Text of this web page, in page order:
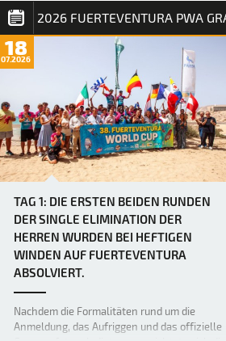
Amado Vrieswi…
18
07.2026
TAG 1: DIE ERSTEN BEIDEN RUNDEN
DER SINGLE ELIMINATION DER
HERREN WURDEN BEI HEFTIGEN
WINDEN AUF FUERTEVENTURA
ABSOLVIERT.
Nachdem die Formalitäten rund um die
Anmeldung, das Aufriggen und das offizielle